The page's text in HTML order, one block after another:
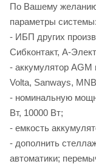
По Вашему
параметры системы:
- ИБП других
Сибконтакт, А-
- аккумулятор
Volta, Sanways,
- номинальную
Вт, 10000 Вт;
- емкость
- дополнить
автоматики;